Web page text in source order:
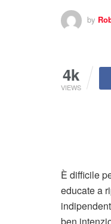
by
4k
VIEWS
È difficile
educate a